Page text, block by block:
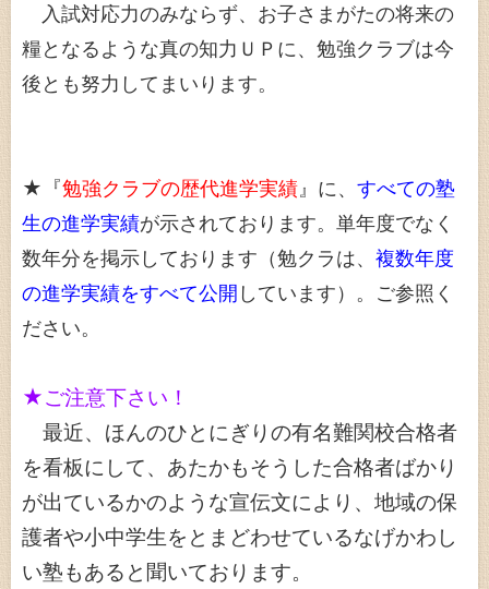
入試対応力のみならず、お子さまがたの将来の
糧となるような真の知力ＵＰに、勉強クラブは今
後とも努力してまいります。
★『勉強クラブの歴代進学実績 』に、 すべての塾
生の進学実績が示されております。単年度でなく
数年分を掲示しております（勉クラは、 複数年度
の進学実績をすべて公開 しています）。ご参照く
ださい。
★ご注意下さい！
最近、ほんのひとにぎりの有名難関校合格者
を看板にして、あたかもそうした合格者ばかり
が出ているかのような宣伝文により、地域の保
護者や小中学生をとまどわせているなげかわし
い塾もあると聞いております。